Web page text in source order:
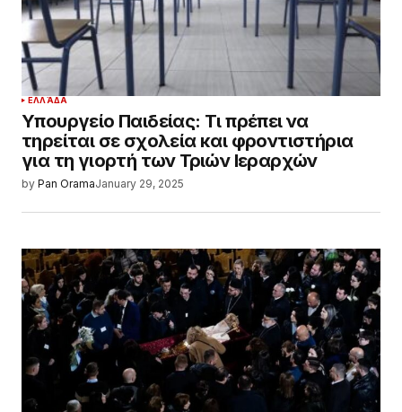
ΕΛΛΆΔΑ
Υπουργείο Παιδείας: Τι πρέπει να
τηρείται σε σχολεία και φροντιστήρια
για τη γιορτή των Τριών Ιεραρχών
by Pan OramaJanuary 29, 2025